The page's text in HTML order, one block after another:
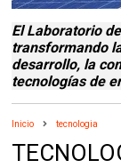
El Laboratorio
transformando
desarrollo, la
tecnologías de
Inicio tecnologia